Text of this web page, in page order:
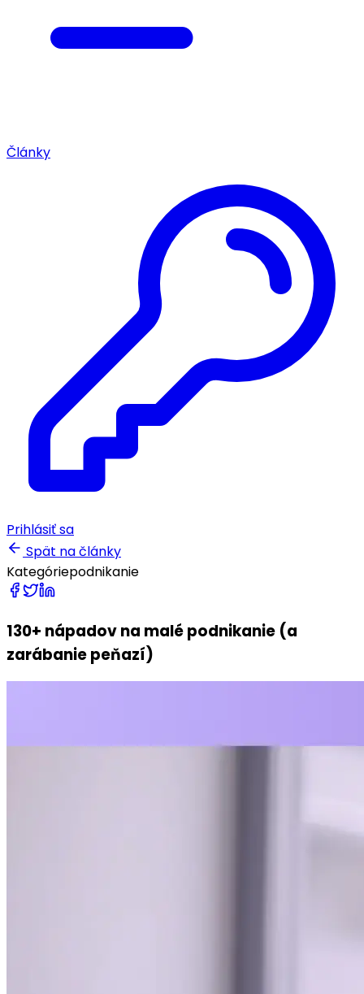
Články
Prihlásiť sa
Spät na články
Kategóriepodnikanie
130+ nápadov na malé podnikanie (a
zarábanie peňazí)